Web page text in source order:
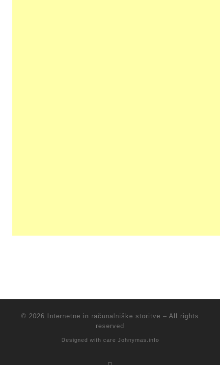
© 2026 Internetne in računalniške storitve – All rights
reserved
Designed with care Johnymas.info